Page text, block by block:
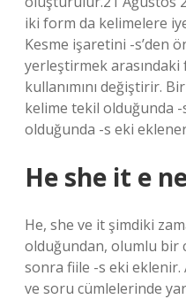
iki form da kelimelere
Kesme işaretini -s’den
yerleştirmek arasındaki
kullanımını değiştirir.
kelime tekil olduğunda
olduğunda -s eki
He she it e
He, she ve it şimdiki
olduğundan, olumlu bir
sonra fiile -s eki eklenir.
ve soru cümlelerinde